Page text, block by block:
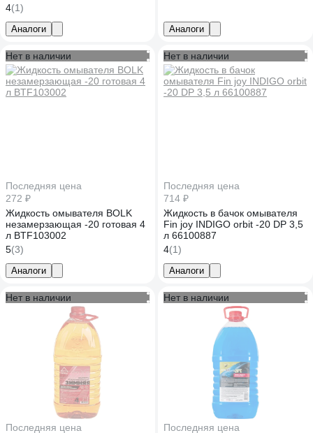
4(1)
Аналоги Аналоги
Нет в наличии
Последняя цена
272 ₽
Жидкость омывателя BOLK
незамерзающая -20 готовая 4
л BTF103002
5(3)
Аналоги
Нет в наличии
Последняя цена
714 ₽
Жидкость в бачок омывателя
Fin joy INDIGO orbit -20 DP 3,5
л 66100887
4(1)
Аналоги
Нет в наличии
Последняя цена
Нет в наличии
Последняя цена